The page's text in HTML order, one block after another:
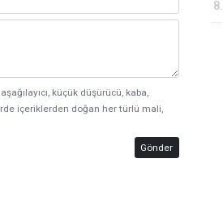
küçük düşürücü, kaba,
içeriklerden doğan her türlü mali,
Gönder
8.